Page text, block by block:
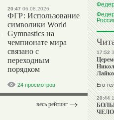
20:47 06.08.2026
ФГР: Использование
символики World
Gymnastics на
чемпионате мира
связано с
переходным
порядком
24 просмотров
весь рейтинг
17:52
Его
20:44